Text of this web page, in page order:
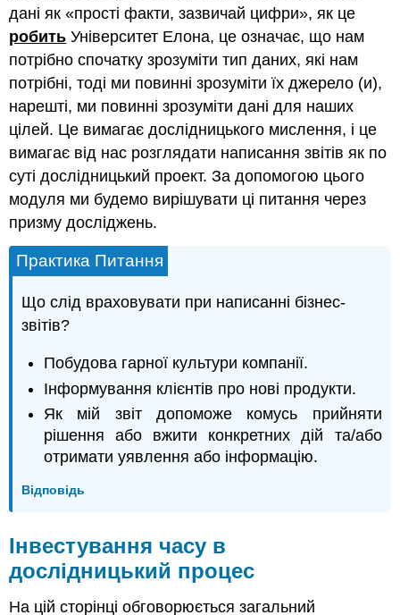
дані як «прості факти, зазвичай цифри», як це
робить Університет Елона, це означає, що нам
потрібно спочатку зрозуміти тип даних, які нам
потрібні, тоді ми повинні зрозуміти їх джерело (и),
нарешті, ми повинні зрозуміти дані для наших
цілей. Це вимагає дослідницького мислення, і це
вимагає від нас розглядати написання звітів як по
суті дослідницький проект. За допомогою цього
модуля ми будемо вирішувати ці питання через
призму досліджень.
Практика Питання
Що слід враховувати при написанні бізнес-
звітів?
Побудова гарної культури компанії.
Інформування клієнтів про нові продукти.
Як мій звіт допоможе комусь прийняти
рішення або вжити конкретних дій та/або
отримати уявлення або інформацію.
Відповідь
Інвестування часу в
дослідницький процес
На цій сторінці обговорюється загальний